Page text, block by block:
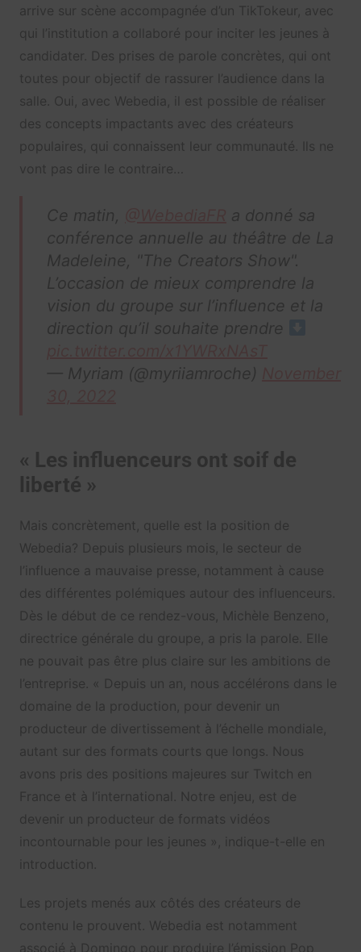
arrive sur scène accompagnée d’un TikTokeur, avec
qui l’institution a collaboré pour inciter les jeunes à
candidater. Des prises de parole concrètes, qui ont
toutes pour objectif de rassurer l’audience dans la
salle. Oui, avec Webedia, il est possible de réaliser
des concepts impactants avec des créateurs
populaires, qui connaissent leur communauté. Ils ne
vont pas dire le contraire…
Ce matin,
a donné sa
conférence annuelle au théâtre de La
Madeleine, "The Creators Show".
L’occasion de mieux comprendre la
vision du groupe sur l’influence et la
direction qu’il souhaite prendre
— Myriam (@myriiamroche)
« Les influenceurs ont soif de
liberté »
Mais concrètement, quelle est la position de
Webedia? Depuis plusieurs mois, le secteur de
l’influence a mauvaise presse, notamment à cause
des différentes polémiques autour des influenceurs.
Dès le début de ce rendez-vous, Michèle Benzeno,
directrice générale du groupe, a pris la parole. Elle
ne pouvait pas être plus claire sur les ambitions de
l’entreprise. « Depuis un an, nous accélérons dans le
domaine de la production, pour devenir un
producteur de divertissement à l’échelle mondiale,
autant sur des formats courts que longs. Nous
avons pris des positions majeures sur Twitch en
France et à l’international. Notre enjeu, est de
devenir un producteur de formats vidéos
incontournable pour les jeunes », indique-t-elle en
introduction.
Les projets menés aux côtés des créateurs de
contenu le prouvent. Webedia est notamment
associé à Domingo pour produire l’émission Pop